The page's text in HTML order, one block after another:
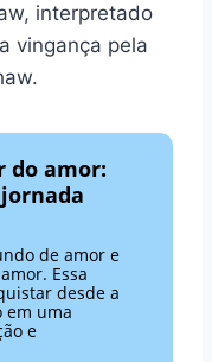
interpretado
vingança pela
do amor:
de amor e
Essa
desde a
em uma
e